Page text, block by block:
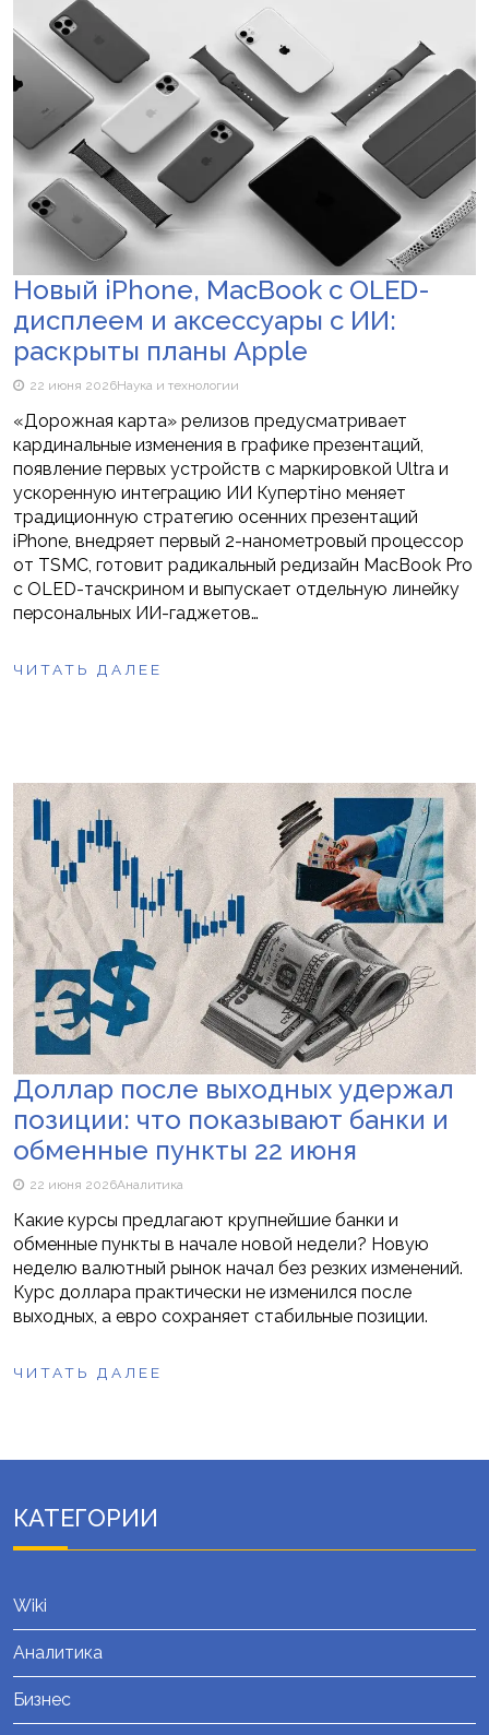
Новый iPhone, MacBook с OLED-
дисплеем и аксессуары с ИИ:
раскрыты планы Apple
22 июня 2026Наука и технологии
«Дорожная карта» релизов предусматривает
кардинальные изменения в графике презентаций,
появление первых устройств с маркировкой Ultra и
ускоренную интеграцию ИИ Купертіно меняет
традиционную стратегию осенних презентаций
iPhone, внедряет первый 2-нанометровый процессор
от TSMC, готовит радикальный редизайн MacBook Pro
с OLED-тачскрином и выпускает отдельную линейку
персональных ИИ-гаджетов…
ЧИТАТЬ ДАЛЕЕ
Доллар после выходных удержал
позиции: что показывают банки и
обменные пункты 22 июня
22 июня 2026Аналитика
Какие курсы предлагают крупнейшие банки и
обменные пункты в начале новой недели? Новую
неделю валютный рынок начал без резких изменений.
Курс доллара практически не изменился после
выходных, а евро сохраняет стабильные позиции.
ЧИТАТЬ ДАЛЕЕ
КАТЕГОРИИ
Wiki
Аналитика
Бизнес